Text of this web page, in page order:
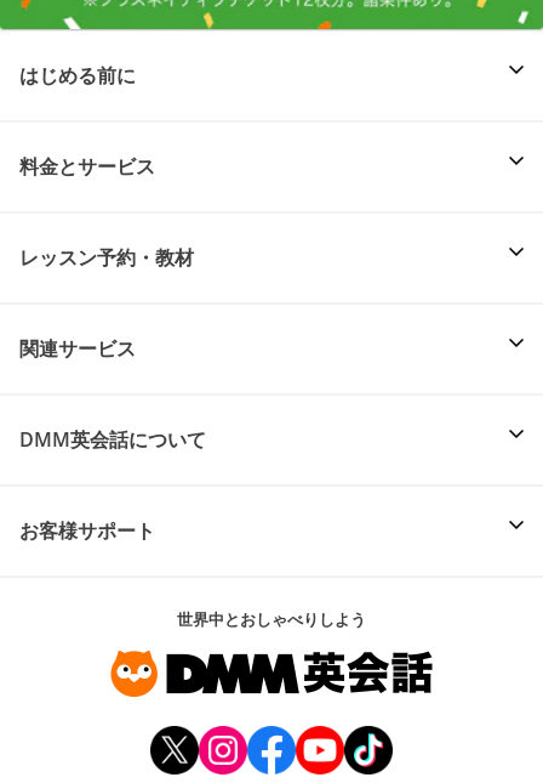
はじめる前に
料金とサービス
レッスン予約・教材
関連サービス
DMM英会話について
お客様サポート
世界中とおしゃべりしよう